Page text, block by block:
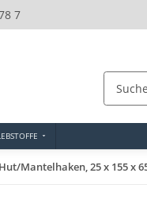
7
Hut/Mantelhaken, 25 x 155 x